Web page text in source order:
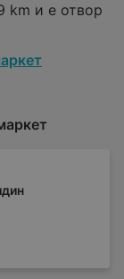
km и е отвор